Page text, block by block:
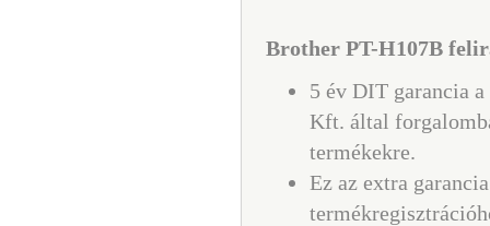
Brother PT-H107B
5 év DIT garancia
Kft. által
termékekre.
Ez az extra garancia